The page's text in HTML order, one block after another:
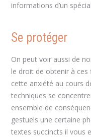
informations d’un
Se protéger
On peut voir aussi de
le droit de obtenir à
cette anxiété au cours
techniques se
ensemble de
gestuels une certaine
textes succincts il vous